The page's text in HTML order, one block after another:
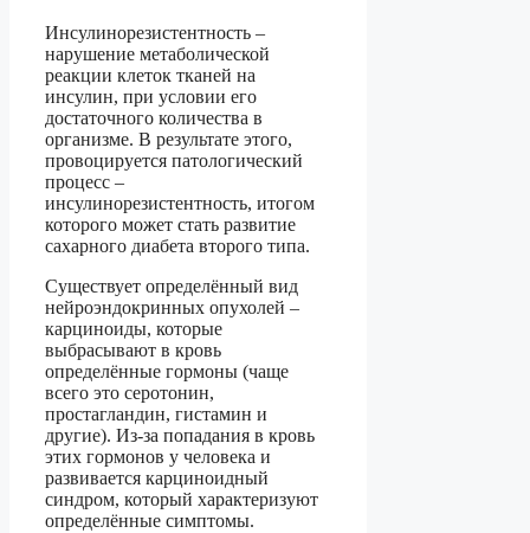
Инсулинорезистентность –
нарушение метаболической
реакции клеток тканей на
инсулин, при условии его
достаточного количества в
организме. В результате этого,
провоцируется патологический
процесс –
инсулинорезистентность, итогом
которого может стать развитие
сахарного диабета второго типа.
Существует определённый вид
нейроэндокринных опухолей –
карциноиды, которые
выбрасывают в кровь
определённые гормоны (чаще
всего это серотонин,
простагландин, гистамин и
другие). Из-за попадания в кровь
этих гормонов у человека и
развивается карциноидный
синдром, который характеризуют
определённые симптомы.